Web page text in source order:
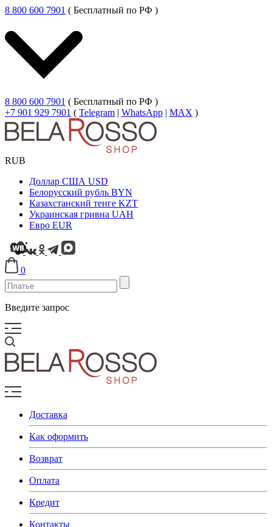
8 800 600 7901 ( Бесплатный по РФ )
8 800 600 7901 ( Бесплатный по РФ )
+7 901 929 7901 ( Telegram | WhatsApp | MAX )
RUB
Доллар США USD
Белорусский рубль BYN
Казахстанский тенге KZT
Украинская гривна UAH
Евро EUR
0
Введите запрос
Доставка
Как оформить
Возврат
Оплата
Кредит
Контакты